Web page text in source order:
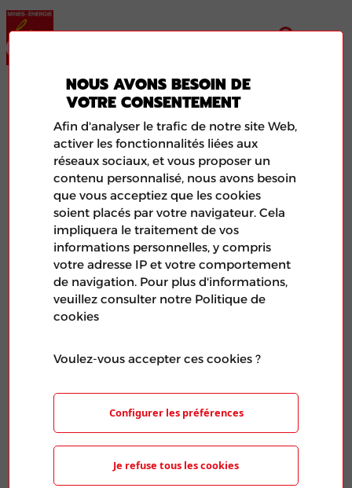
CNPE – BUGEY
Illustration de l'article aléatoire représentant le logo de
Publié le 20 Mar 2024
PARTAGER L'ARTICLE
NOUS AVONS BESOIN DE
VOTRE CONSENTEMENT
Afin d'analyser le trafic de notre site Web,
activer les fonctionnalités liées aux
réseaux sociaux, et vous proposer un
contenu personnalisé, nous avons besoin
que vous acceptiez que les cookies
soient placés par votre navigateur. Cela
impliquera le traitement de vos
informations personnelles, y compris
votre adresse IP et votre comportement
de navigation. Pour plus d'informations,
veuillez consulter notre Politique de
cookies
Voulez-vous accepter ces cookies ?
Configurer les préférences
Je refuse tous les cookies